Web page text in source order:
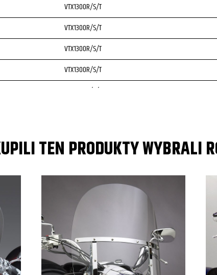
VTX1300R/S/T
VTX1300R/S/T
VTX1300R/S/T
VTX1300R/S/T
VTX1300R/S/T
TEN PRODUKTY WYBRALI